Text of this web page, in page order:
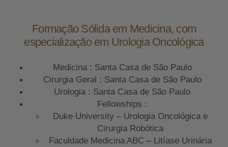
Formação Sólida em Medicina, com
especialização em Urologia Oncológica
Medicina : Santa Casa de São Paulo
Cirurgia Geral : Santa Casa de São Paulo
Urologia : Santa Casa de São Paulo
Fellowships :
Duke University – Urologia Oncológica e
Cirurgia Robótica
Faculdade Medicina ABC – Litíase Urinária